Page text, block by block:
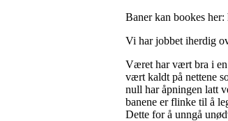
Baner kan bookes
Vi har jobbet iherdig
Været har vært bra i en
vært kaldt på nettene
null har åpningen latt
banene er flinke til å
Dette for å unngå